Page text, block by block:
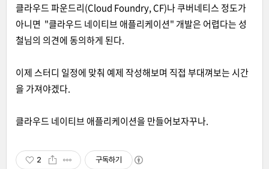
클라우드 파운드리(Cloud Foundry, CF)나 쿠버네티스 정도가
아니면 "클라우드 네이티브 애플리케이션" 개발은 어렵다는 성
철님의 의견에 동의하게 된다.
이제 스터디 일정에 맞춰 예제 작성해보며 직접 부대껴보는 시간
을 가져야겠다.
클라우드 네이티브 애플리케이션을 만들어보자꾸나.
2 구독하기